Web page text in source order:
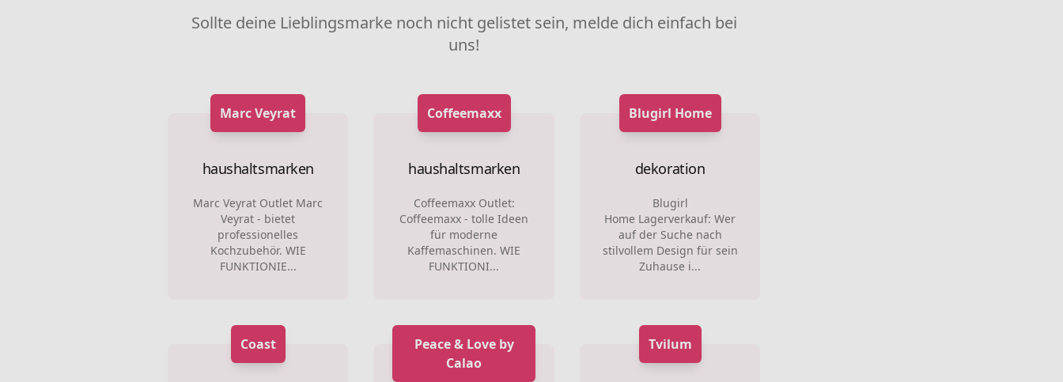
Sollte deine Lieblingsmarke noch nicht gelistet sein, melde dich einfach bei
uns!
Marc Veyrat
haushaltsmarken
Marc Veyrat Outlet Marc
Veyrat - bietet
professionelles
Kochzubehör. WIE
FUNKTIONIE...
Coffeemaxx
haushaltsmarken
Coffeemaxx Outlet:
Coffeemaxx - tolle Ideen
für moderne
Kaffemaschinen. WIE
FUNKTIONI...
Blugirl Home
dekoration
Blugirl
Home Lagerverkauf: Wer
auf der Suche nach
stilvollem Design für sein
Zuhause i...
Coast
Peace & Love by
Calao
Tvilum